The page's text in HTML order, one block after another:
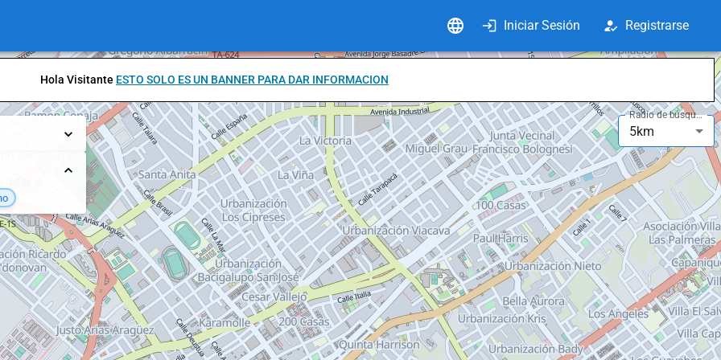
Iniciar Sesión Registrarse
Hola Visitante ESTO SOLO ES UN BANNER PARA DAR INFORMACION
Radio de búsqueda
5km